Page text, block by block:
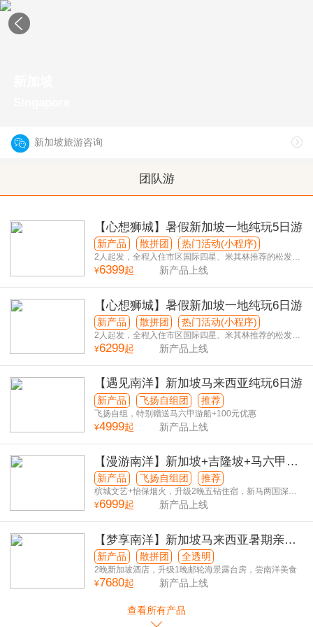
新加坡旅游咨询
团队游
【心想狮城】暑假新加坡一地纯玩5日游
新产品 散拼团 热门活动(小程序)
2人起发，全程入住市区国际四星、米其林推荐的松发肉
骨茶
¥6399起 新产品上线
【心想狮城】暑假新加坡一地纯玩6日游
新产品 散拼团 热门活动(小程序)
2人起发，全程入住市区国际四星、米其林推荐的松发肉
骨茶
¥6299起 新产品上线
【遇见南洋】新加坡马来西亚纯玩6日游
新产品 飞扬自组团 推荐
飞扬自组，特别赠送马六甲游船+100元优惠
¥4999起 新产品上线
【漫游南洋】新加坡+吉隆坡+马六甲
+怡保+槟城5城深度体验纯玩8日游
新产品 飞扬自组团 推荐
槟城文艺+怡保烟火，升级2晚五钻住宿，新马两国深度
纯玩
¥6999起 新产品上线
【梦享南洋】新加坡马来西亚暑期亲子
纯玩6日游
新产品 散拼团 全透明
2晚新加坡酒店，升级1晚邮轮海景露台房，尝南洋美食
¥7680起 新产品上线
查看所有产品